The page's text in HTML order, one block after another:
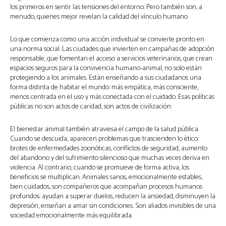
los primeros en sentir las tensiones del entorno. Pero también son, a
menudo, quienes mejor revelan la calidad del vínculo humano.
Lo que comienza como una acción individual se convierte pronto en
una norma social. Las ciudades que invierten en campañas de adopción
responsable, que fomentan el acceso a servicios veterinarios, que crean
espacios seguros para la convivencia humano-animal, no solo están
protegiendo a los animales. Están enseñando a sus ciudadanos una
forma distinta de habitar el mundo: más empática, más consciente,
menos centrada en el uso y más conectada con el cuidado. Esas políticas
públicas no son actos de caridad, son actos de civilización.
El bienestar animal también atraviesa el campo de la salud pública.
Cuando se descuida, aparecen problemas que trascienden lo ético:
brotes de enfermedades zoonóticas, conflictos de seguridad, aumento
del abandono y del sufrimiento silencioso que muchas veces deriva en
violencia. Al contrario, cuando se promueve de forma activa, los
beneficios se multiplican. Animales sanos, emocionalmente estables,
bien cuidados, son compañeros que acompañan procesos humanos
profundos: ayudan a superar duelos, reducen la ansiedad, disminuyen la
depresión, enseñan a amar sin condiciones. Son aliados invisibles de una
sociedad emocionalmente más equilibrada.